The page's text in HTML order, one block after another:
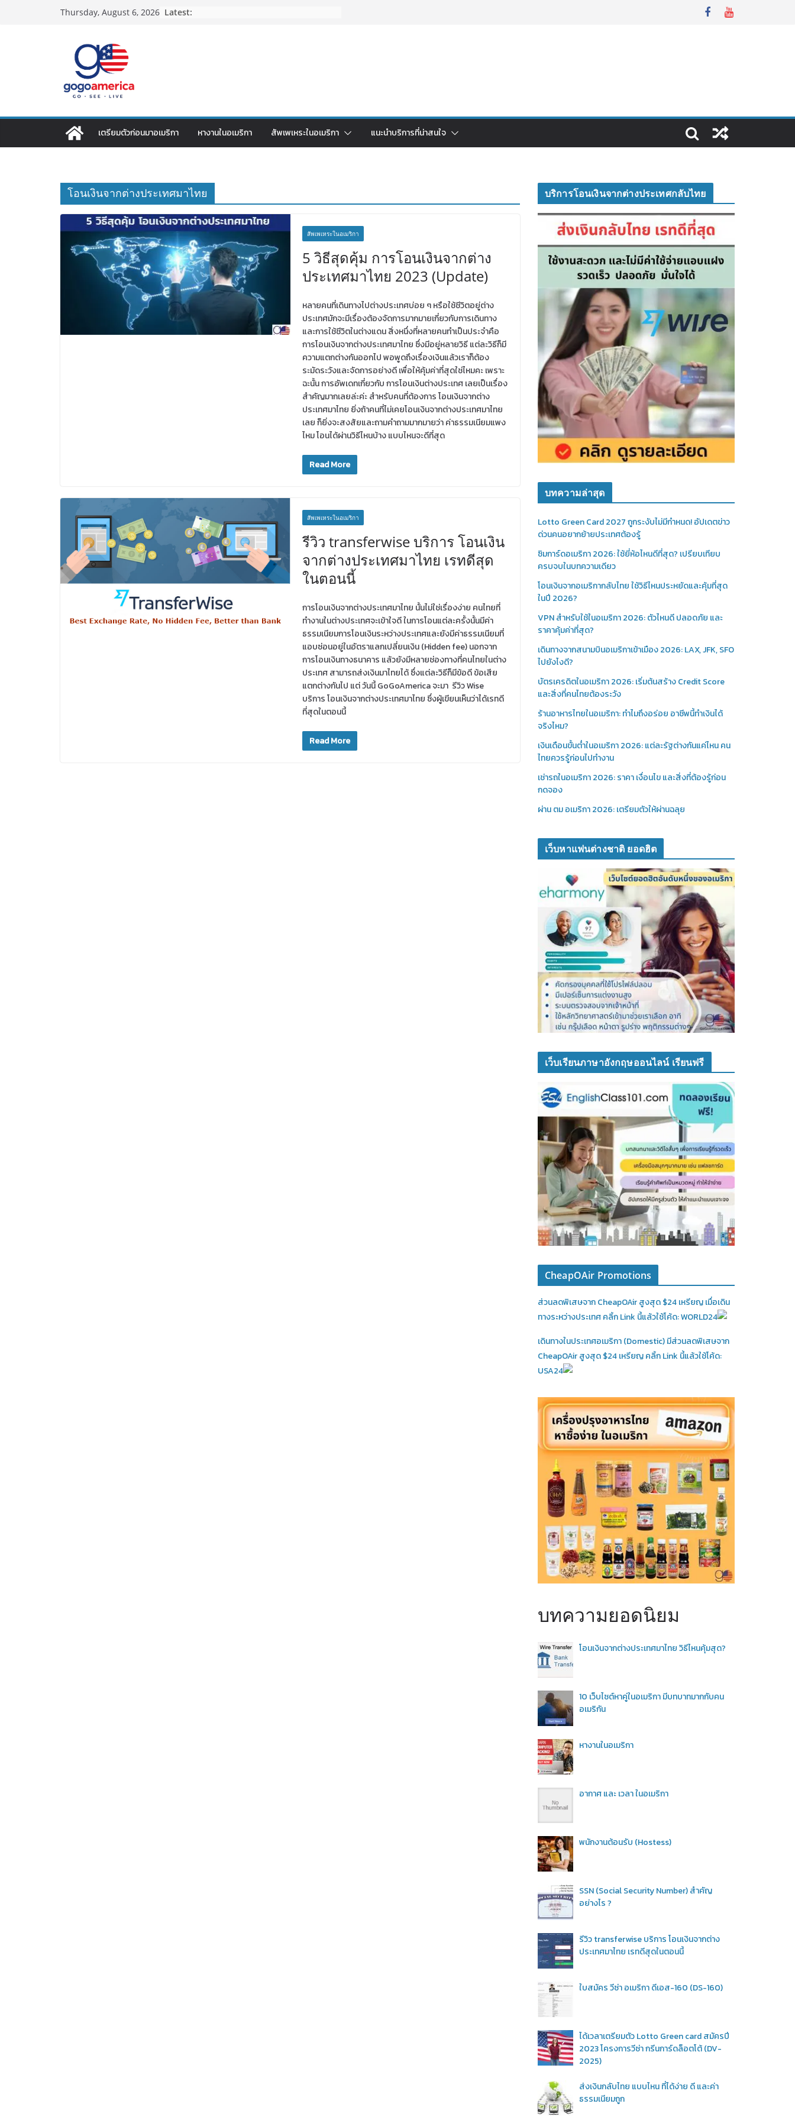
Thursday, August 6, 2026 Latest:
เตรียมตัวก่อนมาอเมริกา หางานในอเมริกา สัพเพเหระในอเมริกา แนะนำบริการที่น่าสนใจ
โอนเงินจากต่างประเทศมาไทย
สัพเพเหระในอเมริกา
5 วิธีสุดคุ้ม การโอนเงินจากต่าง
ประเทศมาไทย 2023 (Update)
หลายคนที่เดินทางไปต่างประเทศบ่อย ๆ หรือใช้ชีวิตอยู่ต่าง
ประเทศมักจะมีเรื่องต้องจัดการมากมายเกี่ยวกับการเดินทาง
และการใช้ชีวิตในต่างแดน สิ่งหนึ่งที่หลายคนทำเป็นประจำคือ
การโอนเงินจากต่างประเทศมาไทย ซึ่งมีอยู่หลายวิธี แต่ละวิธีก็มี
ความแตกต่างกันออกไป พอพูดถึงเรื่องเงินแล้วเราก็ต้อง
ระมัดระวังและจัดการอย่างดี เพื่อให้คุ้มค่าที่สุดใช่ไหมคะ เพราะ
ฉะนั้น การอัพเดทเกี่ยวกับ การโอนเงินต่างประเทศ เลยเป็นเรื่อง
สำคัญมากเลยล่ะค่ะ สำหรับคนที่ต้องการ โอนเงินจากต่าง
ประเทศมาไทย ยิ่งถ้าคนที่ไม่เคยโอนเงินจากต่างประเทศมาไทย
เลย ก็ยิ่งจะสงสัยและถามคำถามมากมายว่า ค่าธรรมเนียมแพง
ไหม โอนได้ผ่านวิธีไหนบ้าง แบบไหนจะดีที่สุด
Read More
สัพเพเหระในอเมริกา
รีวิว transferwise บริการ โอนเงิน
จากต่างประเทศมาไทย เรทดีสุด
ในตอนนี้
การโอนเงินจากต่างประเทศมาไทย นั้นไม่ใช่เรื่องง่าย คนไทยที่
ทำงานในต่างประเทศจะเข้าใจดี ในการโอนแต่ละครั้งนั้นมีค่า
ธรรมเนียมการโอนเงินระหว่างประเทศและยังมีค่าธรรมเนียมที่
แอบซ่อนอยู่ในอัตราแลกเปลี่ยนเงิน (Hidden fee) นอกจาก
การโอนเงินทางธนาคาร แล้วยังมีหลายช่องทางที่คนไทยในต่าง
ประเทศ สามารถส่งเงินมาไทยได้ ซึ่งแต่ละวิธีก็มีข้อดี ข้อเสีย
แตกต่างกันไป แต่ วันนี้ GoGoAmerica จะมา รีวิว Wise
บริการ โอนเงินจากต่างประเทศมาไทย ซึ่งผู้เขียนเห็นว่าได้เรทดี
ที่สุดในตอนนี้
Read More
บริการโอนเงินจากต่างประเทศกลับไทย
บทความล่าสุด
Lotto Green Card 2027 ถูกระงับไม่มีกำหนด! อัปเดตข่าว
ด่วนคนอยากย้ายประเทศต้องรู้
ซิมการ์ดอเมริกา 2026: ใช้ยี่ห้อไหนดีที่สุด? เปรียบเทียบ
ครบจบในบทความเดียว
โอนเงินจากอเมริกากลับไทย ใช้วิธีไหนประหยัดและคุ้มที่สุด
ในปี 2026?
VPN สำหรับใช้ในอเมริกา 2026: ตัวไหนดี ปลอดภัย และ
ราคาคุ้มค่าที่สุด?
เดินทางจากสนามบินอเมริกาเข้าเมือง 2026: LAX, JFK, SFO
ไปยังไงดี?
บัตรเครดิตในอเมริกา 2026: เริ่มต้นสร้าง Credit Score
และสิ่งที่คนไทยต้องระวัง
ร้านอาหารไทยในอเมริกา: ทำไมถึงอร่อย อาชีพนี้ทำเงินได้
จริงไหม?
เงินเดือนขั้นต่ำในอเมริกา 2026: แต่ละรัฐต่างกันแค่ไหน คน
ไทยควรรู้ก่อนไปทำงาน
เช่ารถในอเมริกา 2026: ราคา เงื่อนไข และสิ่งที่ต้องรู้ก่อน
กดจอง
ผ่าน ตม อเมริกา 2026: เตรียมตัวให้ผ่านฉลุย
เว็บหาแฟนต่างชาติ ยอดฮิต
เว็บเรียนภาษาอังกฤษออนไลน์ เรียนฟรี
CheapOAir Promotions
ส่วนลดพิเสษจาก CheapOAir สูงสุด $24 เหรียญ เมื่อเดิน
ทางระหว่างประเทศ คลิ้ก Link นี้แล้วใช้โค้ด: WORLD24
เดินทางในประเทศอเมริกา (Domestic)มีส่วนลดพิเสษจาก
CheapOAir สูงสุด $24 เหรียญ คลิ้ก Link นี้แล้วใช้โค้ด:
USA24
บทความยอดนิยม
โอนเงินจากต่างประเทศมาไทย วิธีไหนคุ้มสุด?
10 เว็บไซต์หาคู่ในอเมริกา มีบทบาทมากกับคน
อเมริกัน
หางานในอเมริกา
อากาศ และ เวลา ในอเมริกา
พนักงานต้อนรับ (Hostess)
SSN (Social Security Number) สำคัญ
อย่างไร ?
รีวิว transferwise บริการ โอนเงินจากต่าง
ประเทศมาไทย เรทดีสุดในตอนนี้
ใบสมัคร วีซ่า อเมริกา ดีเอส-160 (DS-160)
ได้เวลาเตรียมตัว Lotto Green card สมัครปี
2023 โครงการวีซ่า กรีนการ์ดล็อตโต้ (DV-
2025)
ส่งเงินกลับไทย แบบไหน ที่ได้ง่าย ดี และค่า
ธรรมเนียมถูก